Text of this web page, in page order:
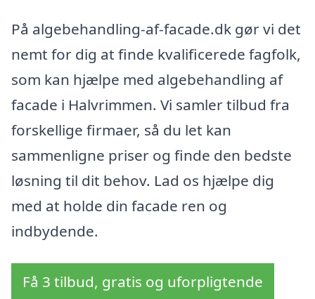
På algebehandling-af-facade.dk gør vi det
nemt for dig at finde kvalificerede fagfolk,
som kan hjælpe med algebehandling af
facade i Halvrimmen. Vi samler tilbud fra
forskellige firmaer, så du let kan
sammenligne priser og finde den bedste
løsning til dit behov. Lad os hjælpe dig
med at holde din facade ren og
indbydende.
Få 3 tilbud, gratis og uforpligtende